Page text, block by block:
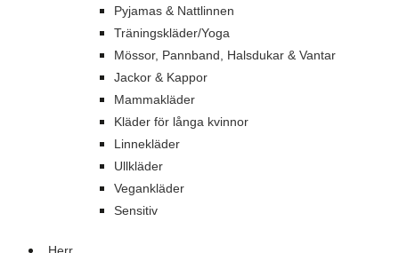
Pyjamas & Nattlinnen
Träningskläder/Yoga
Mössor, Pannband, Halsdukar & Vantar
Jackor & Kappor
Mammakläder
Kläder för långa kvinnor
Linnekläder
Ullkläder
Vegankläder
Sensitiv